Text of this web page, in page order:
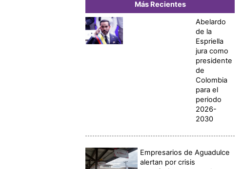
Más Recientes
Abelardo
de la
Espriella
jura como
presidente
de
Colombia
para el
periodo
2026-
2030
Empresarios de Aguadulce
alertan por crisis